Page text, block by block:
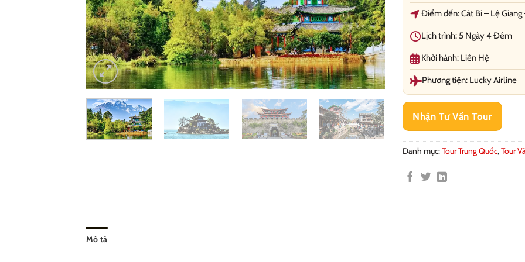
Điểm đến: Cát Bi – Lệ Giang
Lịch trình: 5 Ngày 4 Đêm
Khởi hành: Liên Hệ
Phương tiện: Lucky Airline
Nhận Tư Vấn Tour
Danh mục:Tour Trung Quốc,Tour
Mô tả